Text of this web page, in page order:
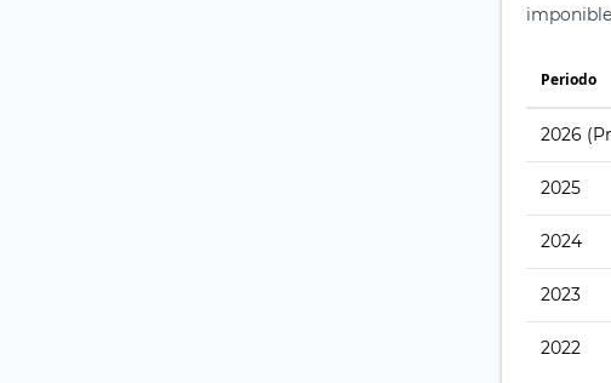
Periodo
2026
2025
2024
2023
2022